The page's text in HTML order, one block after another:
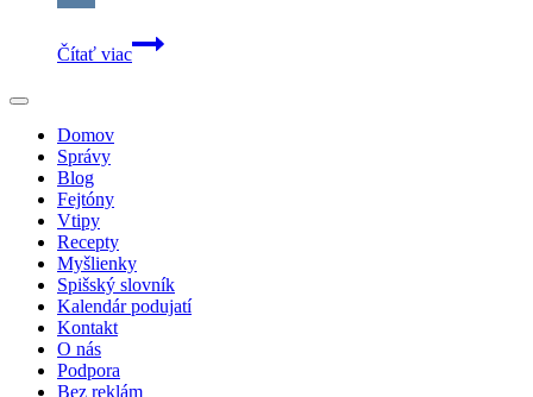
Čítať viac
Vláda
ruší
Domov
Správy
Blog
Fejtóny
Vtipy
Recepty
Myšlienky
Spišský slovník
Kalendár podujatí
Kontakt
O nás
Podpora
Bez reklám